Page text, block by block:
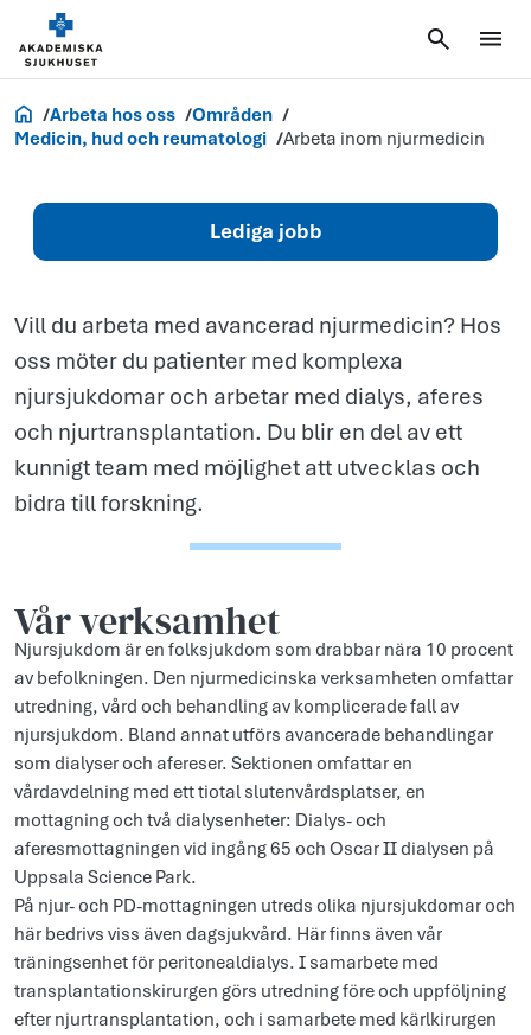
Jobb och utbildning
Arbeta hos oss
Områden
Medicin, hud och reumatologi
Arbeta inom njurmedicin
njurmedicin
Lediga jobb
Vill du arbeta med avancerad njurmedicin? Hos
oss möter du patienter med komplexa
njursjukdomar och arbetar med dialys, aferes
och njurtransplantation. Du blir en del av ett
kunnigt team med möjlighet att utvecklas och
bidra till forskning.
Vår verksamhet
Njursjukdom är en folksjukdom som drabbar nära 10 procent
av befolkningen. Den njurmedicinska verksamheten omfattar
utredning, vård och behandling av komplicerade fall av
njursjukdom. Bland annat utförs avancerade behandlingar
som dialyser och afereser. Sektionen omfattar en
vårdavdelning med ett tiotal slutenvårdsplatser, en
mottagning och två dialysenheter: Dialys- och
aferesmottagningen vid ingång 65 och Oscar II dialysen på
Uppsala Science Park.
På njur- och PD-mottagningen utreds olika njursjukdomar och
här bedrivs viss även dagsjukvård. Här finns även vår
träningsenhet för peritonealdialys. I samarbete med
transplantationskirurgen görs utredning före och uppföljning
efter njurtransplantation, och i samarbete med kärlkirurgen